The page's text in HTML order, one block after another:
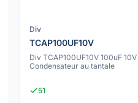
Div
TCAP100UF10V
Div TCAP100UF10V 100uF 10V
Condensateur au tantale
51